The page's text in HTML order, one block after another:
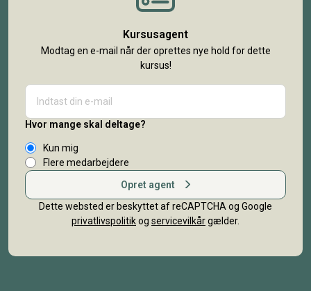
Kursusagent
Modtag en e-mail når der oprettes nye hold for dette
kursus!
Hvor mange skal deltage?
Kun mig
Flere medarbejdere
Opret agent
Dette websted er beskyttet af reCAPTCHA og Google
privatlivspolitikog servicevilkårgælder.